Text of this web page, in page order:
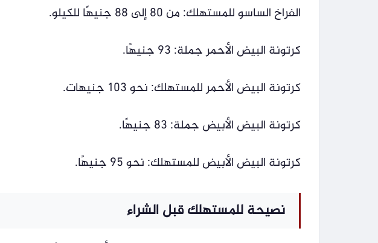
الفراخ الساسو للمستهلك: من 80 إلى 88 جنيهًا للكيلو.
كرتونة البيض الأحمر جملة: 93 جنيهًا.
كرتونة البيض الأحمر للمستهلك: نحو 103 جنيهات.
كرتونة البيض الأبيض جملة: 83 جنيهًا.
كرتونة البيض الأبيض للمستهلك: نحو 95 جنيهًا.
نصيحة للمستهلك قبل الشراء